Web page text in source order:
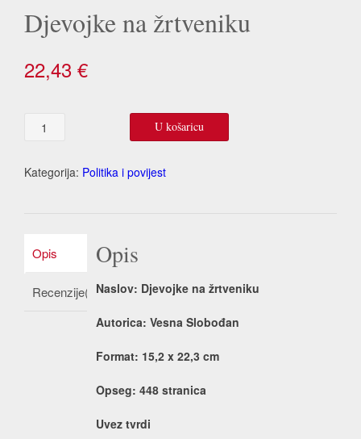
Djevojke na žrtveniku
22,43 €
Djevojke
količina
U košaricu
Kategorija: Politika i povijest
Opis
Recenzije(0)
Opis
Naslov: Djevojke na žrtveniku
Autorica: Vesna Slobođan
Format: 15,2 x 22,3 cm
Opseg: 448 stranica
Uvez tvrdi